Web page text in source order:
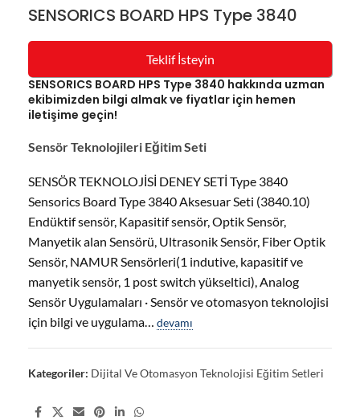
SENSORICS BOARD HPS Type 3840
Teklif İsteyin
SENSORICS BOARD HPS Type 3840 hakkında uzman
ekibimizden bilgi almak ve fiyatlar için hemen
iletişime geçin!
Sensör Teknolojileri Eğitim Seti
SENSÖR TEKNOLOJİSİ DENEY SETİ Type 3840
Sensorics Board Type 3840 Aksesuar Seti (3840.10)
Endüktif sensör, Kapasitif sensör, Optik Sensör,
Manyetik alan Sensörü, Ultrasonik Sensör, Fiber Optik
Sensör, NAMUR Sensörleri(1 indutive, kapasitif ve
manyetik sensör, 1 post switch yükseltici), Analog
Sensör Uygulamaları · Sensör ve otomasyon teknolojisi
için bilgi ve uygulama… devamı
Kategoriler: Dijital Ve Otomasyon Teknolojisi Eğitim Setleri
Share: